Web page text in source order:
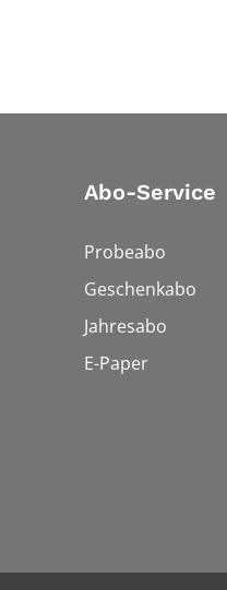
Abo-Service
Probeabo
Geschenkabo
Jahresabo
E-Paper